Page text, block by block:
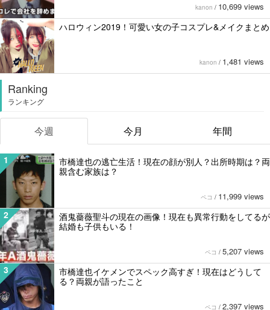
kanon / 10,699 views
ハロウィン2019！可愛い女の子コスプレ&メイクまとめ
kanon / 1,481 views
Ranking
ランキング
今週 今月 年間
1
市橋達也の逃亡生活！現在の顔が別人？出所時期は？両
親含む家族は？
ペコ / 11,999 views
2
酒鬼薔薇聖斗の現在の画像！現在も異常行動をしてるが
結婚も子供もいる！
ペコ / 5,207 views
3
市橋達也イケメンでスペック高すぎ！現在はどうして
る？両親が語ったこと
ペコ / 2,397 views